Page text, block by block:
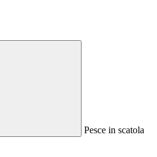
Pesce in scatola